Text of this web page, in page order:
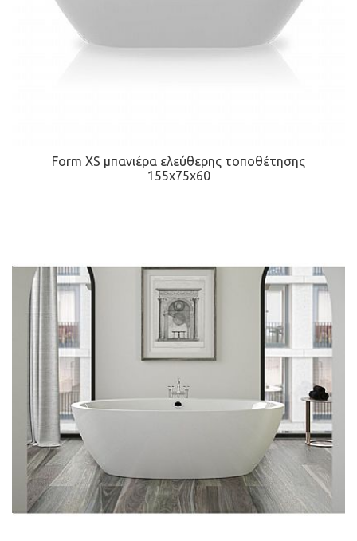
Form XS μπανιέρα ελεύθερης τοποθέτησης
155x75x60